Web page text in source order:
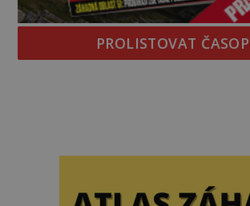
PROLISTOVAT